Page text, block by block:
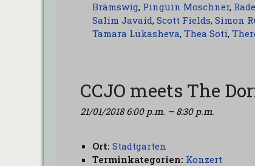
Brämswig, Pinguin Moschner,
Salim Javaid, Scott Fields, Simon
Tamara Lukasheva, Thea Soti,
CCJO meets The
21/01/2018 6:00 p.m. – 8:30 p.m.
Ort: Stadtgarten
Terminkategorien: Konzert